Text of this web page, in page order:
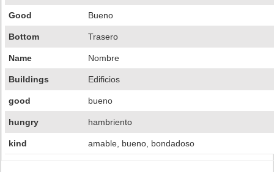
Good Bueno
Bottom Trasero
Name Nombre
Buildings Edificios
good bueno
hungry hambriento
kind amable, bueno, bondadoso